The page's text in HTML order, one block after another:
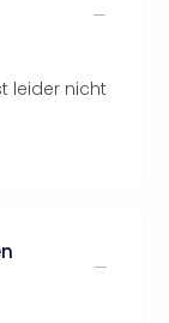
leider nicht